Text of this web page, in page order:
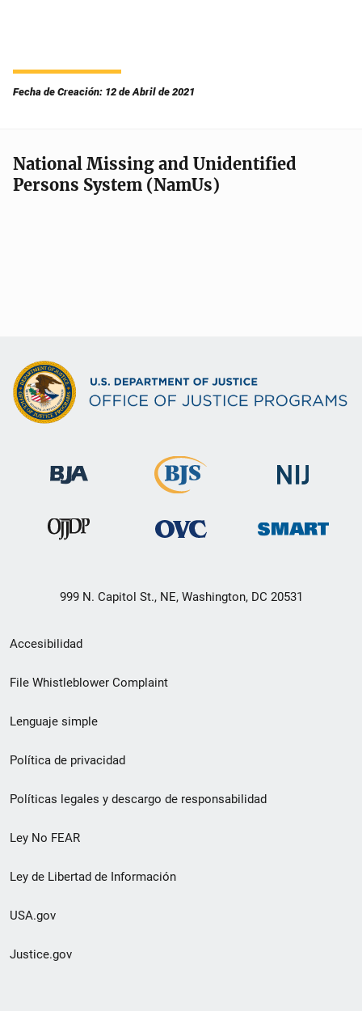
Fecha de Creación: 12 de Abril de 2021
National Missing and Unidentified
Persons System (NamUs)
999 N. Capitol St., NE, Washington, DC 20531
Menú
de
de
pie
de
página
Accesibilidad
File Whistleblower Complaint
Lenguaje simple
Política de privacidad
Políticas legales y descargo de responsabilidad
Ley No FEAR
Ley de Libertad de Información
USA.gov
Justice.gov